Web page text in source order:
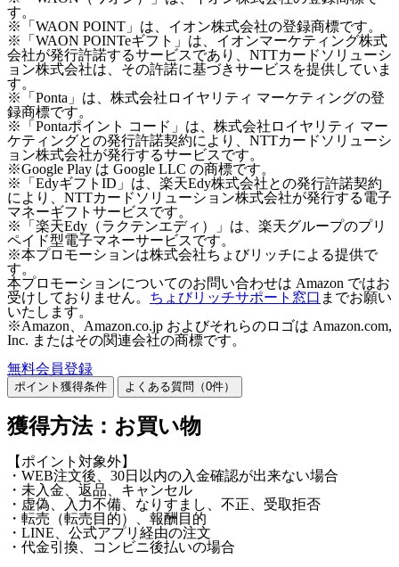
す。
※「WAON POINT」は、イオン株式会社の登録商標です。
※「WAON POINTeギフト」は、イオンマーケティング株式
会社が発行許諾するサービスであり、NTTカードソリューシ
ョン株式会社は、その許諾に基づきサービスを提供していま
す。
※「Ponta」は、株式会社ロイヤリティ マーケティングの登
録商標です。
※「Pontaポイント コード」は、株式会社ロイヤリティ マー
ケティングとの発行許諾契約により、NTTカードソリューシ
ョン株式会社が発行するサービスです。
※Google Play は Google LLC の商標です。
※「EdyギフトID」は、楽天Edy株式会社との発行許諾契約
により、NTTカードソリューション株式会社が発行する電子
マネーギフトサービスです。
※「楽天Edy（ラクテンエディ）」は、楽天グループのプリ
ペイド型電子マネーサービスです。
※本プロモーションは株式会社ちょびリッチによる提供で
す。
本プロモーションについてのお問い合わせは Amazon ではお
受けしておりません。 ちょびリッチサポート窓口 までお願い
いたします。
※Amazon、Amazon.co.jp およびそれらのロゴは Amazon.com,
Inc. またはその関連会社の商標です。
無料会員登録
ポイント獲得条件 よくある質問（0件）
獲得方法：お買い物
【ポイント対象外】
・WEB注文後、30日以内の入金確認が出来ない場合
・未入金、返品、キャンセル
・虚偽、入力不備、なりすまし、不正、受取拒否
・転売（転売目的）、報酬目的
・LINE、公式アプリ経由の注文
・代金引換、コンビニ後払いの場合